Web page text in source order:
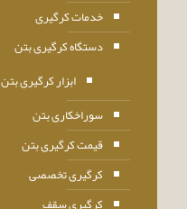
خدمات کرگیری
دستگاه کرگیری بتن
ابزار کرگیری بتن
سوراخکاری بتن
قیمت کرگیری بتن
کرگیری تخصصی
کرگیری سقف